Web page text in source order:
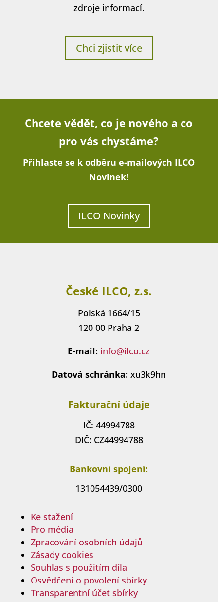
zdroje informací.
Chci zjistit více
Chcete vědět, co je nového a co
pro vás chystáme?
Přihlaste se k odběru e-mailových ILCO
Novinek!
ILCO Novinky
České ILCO, z.s.
Polská 1664/15
120 00 Praha 2
E-mail: info@ilco.cz
Datová schránka: xu3k9hn
Fakturační údaje
IČ: 44994788
DIČ: CZ44994788
Bankovní spojení:
131054439/0300
Ke stažení
Pro média
Zpracování osobních údajů
Zásady cookies
Souhlas s použitím díla
Osvědčení o povolení sbírky
Transparentní účet sbírky